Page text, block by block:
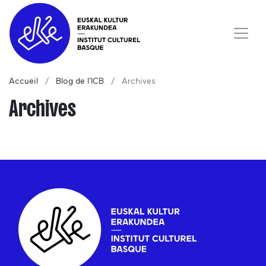
Accueil Blog de l'ICB Archives
Archives